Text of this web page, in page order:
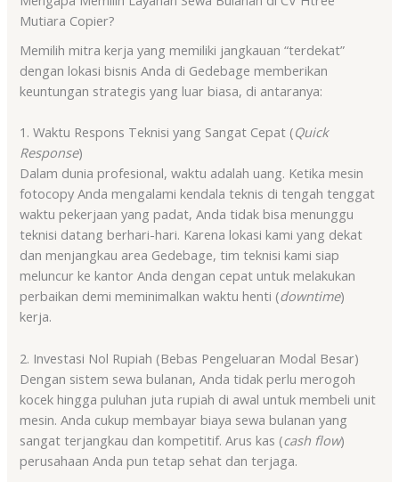
Mutiara Copier?
Memilih mitra kerja yang memiliki jangkauan “terdekat”
dengan lokasi bisnis Anda di Gedebage memberikan
keuntungan strategis yang luar biasa, di antaranya:
1. Waktu Respons Teknisi yang Sangat Cepat (Quick
Response)
Dalam dunia profesional, waktu adalah uang. Ketika mesin
fotocopy Anda mengalami kendala teknis di tengah tenggat
waktu pekerjaan yang padat, Anda tidak bisa menunggu
teknisi datang berhari-hari. Karena lokasi kami yang dekat
dan menjangkau area Gedebage, tim teknisi kami siap
meluncur ke kantor Anda dengan cepat untuk melakukan
perbaikan demi meminimalkan waktu henti (downtime)
kerja.
2. Investasi Nol Rupiah (Bebas Pengeluaran Modal Besar)
Dengan sistem sewa bulanan, Anda tidak perlu merogoh
kocek hingga puluhan juta rupiah di awal untuk membeli unit
mesin. Anda cukup membayar biaya sewa bulanan yang
sangat terjangkau dan kompetitif. Arus kas (cash flow)
perusahaan Anda pun tetap sehat dan terjaga.